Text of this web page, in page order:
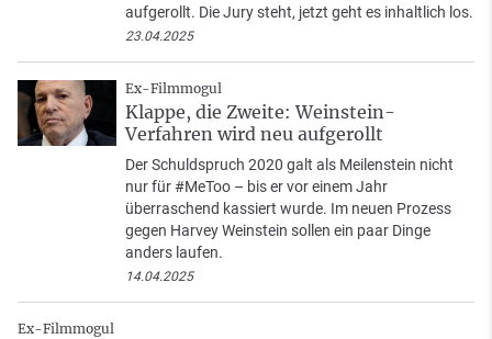
aufgerollt. Die Jury steht, jetzt geht es inhaltlich los.
23.04.2025
Ex-Filmmogul
Klappe, die Zweite: Weinstein-
Verfahren wird neu aufgerollt
Der Schuldspruch 2020 galt als Meilenstein nicht
nur für #MeToo – bis er vor einem Jahr
überraschend kassiert wurde. Im neuen Prozess
gegen Harvey Weinstein sollen ein paar Dinge
anders laufen.
14.04.2025
Ex-Filmmogul